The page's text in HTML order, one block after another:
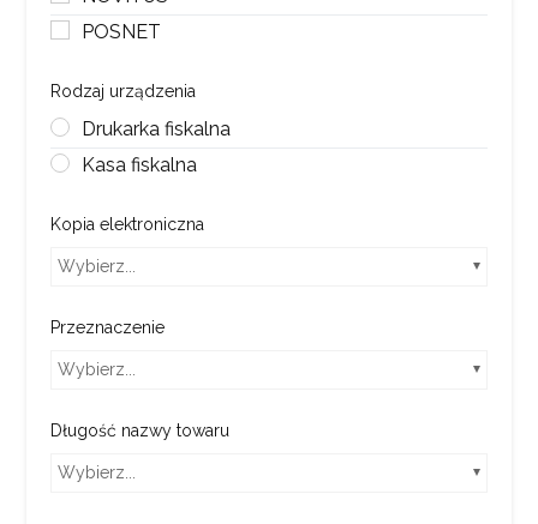
POSNET
Rodzaj urządzenia
Drukarka fiskalna
Kasa fiskalna
Kopia elektroniczna
Wybierz...
Przeznaczenie
Wybierz...
Długość nazwy towaru
Wybierz...